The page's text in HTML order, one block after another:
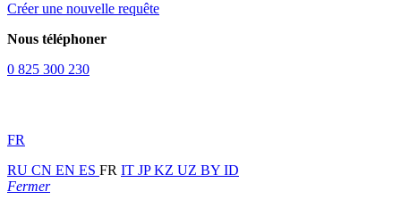
Créer une nouvelle requête
Nous téléphoner
0 825 300 230
FR
RU CN EN ES FR IT JPKZ UZ BY ID
Fermer